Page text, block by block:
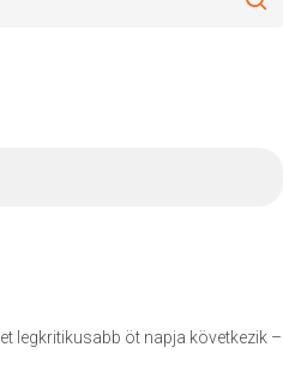
legkritikusabb öt napja következik –